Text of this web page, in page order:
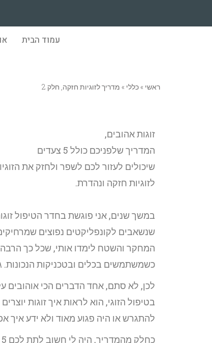
עמוד הבית
ראשי »כללי » מדריך לזוגיות חזקה, חלק 2
זוגות אהובים,
המדריך שלפניכם כולל 5 צעדים
שיכולים לעזור לכם לשפר ולחזק את
לזוגיות חזקה ונהדרת.
במשך שנים, אני פוגשת בחדר הטיפול
שנשאבים לקונפליקטים נפוצים
המחקר והשטח לימדו אותי, שכל כך הרבה
כשמשתמשים בכלים ובטכניקות
לכן, לא סתם, אחד הדברים הכי אוהובים
בטיפול הזוגי, הוא לראות איך זוגות
להתגרש או היה פגוע מאוד ולא ידע
כחלק מהמדריך, היה לי חשוב לתת לכם 5 צעדים שיכולים לעזור ולחזק את הזוגיות חזרה.